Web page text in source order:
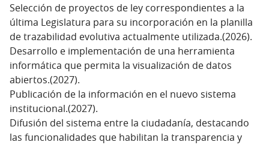
Selección de proyectos de ley correspondientes a la
última Legislatura para su incorporación en la planilla
de trazabilidad evolutiva actualmente utilizada.(2026).
Desarrollo e implementación de una herramienta
informática que permita la visualización de datos
abiertos.(2027).
Publicación de la información en el nuevo sistema
institucional.(2027).
Difusión del sistema entre la ciudadanía, destacando
las funcionalidades que habilitan la transparencia y